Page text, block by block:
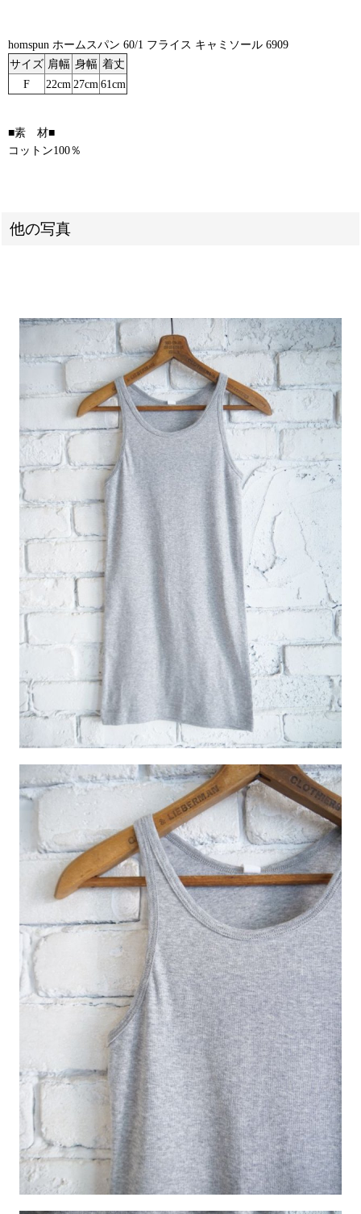
homspun ホームスパン 60/1 フライス キャミソール 6909
サイズ 肩幅 身幅 着丈
F
22cm 27cm 61cm
■素 材■
コットン100％
他の写真